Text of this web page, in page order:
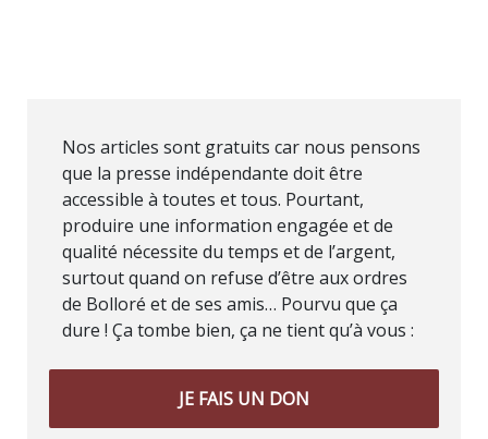
Nos articles sont gratuits car nous pensons
que la presse indépendante doit être
accessible à toutes et tous. Pourtant,
produire une information engagée et de
qualité nécessite du temps et de l’argent,
surtout quand on refuse d’être aux ordres
de Bolloré et de ses amis… Pourvu que ça
dure ! Ça tombe bien, ça ne tient qu’à vous :
JE FAIS UN DON